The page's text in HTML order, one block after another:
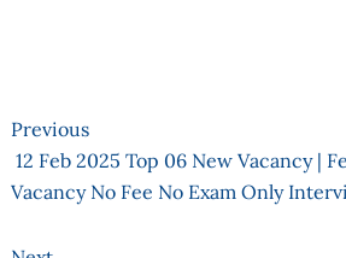
Previous
12 Feb 2025 Top 06 New Vacancy |
Vacancy No Fee No Exam Only